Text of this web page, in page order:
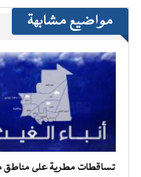
مواضيع مشابهة
تساقطات مطرية على مناطق